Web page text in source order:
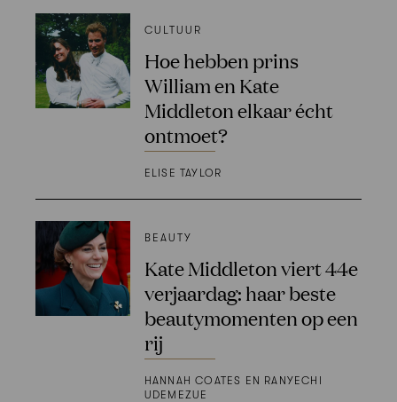
CULTUUR
Hoe hebben prins
William en Kate
Middleton elkaar écht
ontmoet?
ELISE TAYLOR
BEAUTY
Kate Middleton viert 44e
verjaardag: haar beste
beautymomenten op een
rij
HANNAH COATES EN RANYECHI
UDEMEZUE